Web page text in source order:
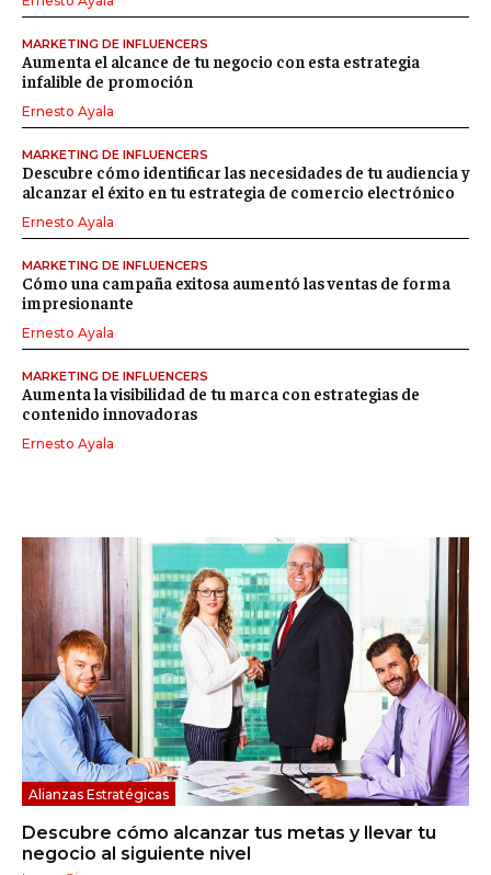
Alianzas Estratégicas
Descubre cómo alcanzar tus metas y llevar tu
negocio al siguiente nivel
MARKETING DE INFLUENCERS
Aumenta el alcance de tu negocio con esta estrategia
infalible de promoción
Ernesto Ayala
MARKETING DE INFLUENCERS
Descubre cómo identificar las necesidades de tu audiencia y
alcanzar el éxito en tu estrategia de comercio electrónico
Ernesto Ayala
MARKETING DE INFLUENCERS
Cómo una campaña exitosa aumentó las ventas de forma
impresionante
Ernesto Ayala
MARKETING DE INFLUENCERS
Aumenta la visibilidad de tu marca con estrategias de
contenido innovadoras
Ernesto Ayala